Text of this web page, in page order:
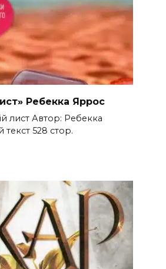
Ребекка Яррос
лист Автор: Ребекка
528 стор.